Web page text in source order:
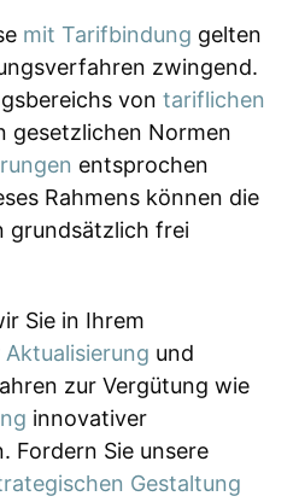
mit Tarifbindung gelten
zwingend.
von tariflichen
gesetzlichen Normen
entsprochen
Rahmens können die
grundsätzlich frei
Sie in Ihrem
Aktualisierung und
zur Vergütung wie
innovativer
Fordern Sie unsere
Gestaltung